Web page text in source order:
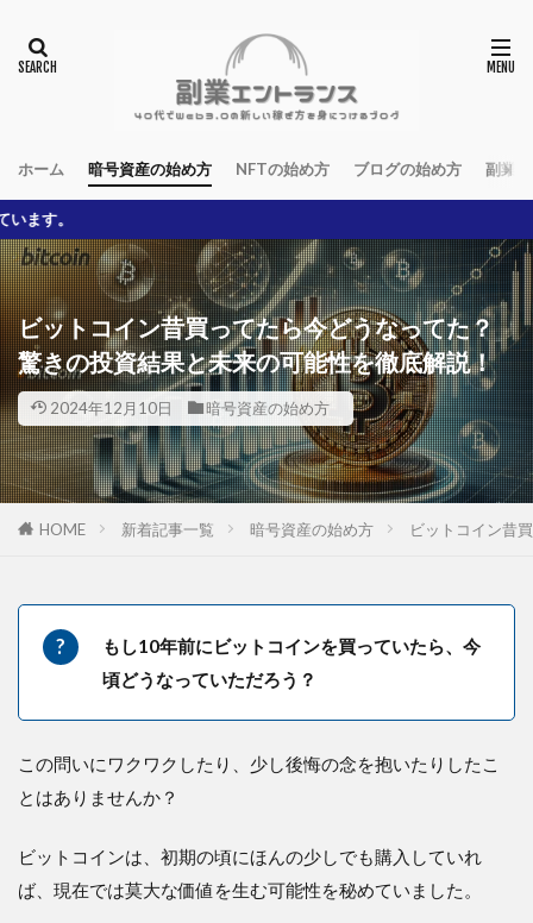
ホーム 暗号資産の始め方 NFTの始め方 ブログの始め方 副業
ビットコイン昔買ってたら今どうなってた？
驚きの投資結果と未来の可能性を徹底解説！
2024年12月10日 暗号資産の始め方
HOME 新着記事一覧 暗号資産の始め方 ビットコイン昔
もし10年前にビットコインを買っていたら、今
頃どうなっていただろう？
この問いにワクワクしたり、少し後悔の念を抱いたりしたこ
とはありませんか？
ビットコインは、初期の頃にほんの少しでも購入していれ
ば、現在では莫大な価値を生む可能性を秘めていました。